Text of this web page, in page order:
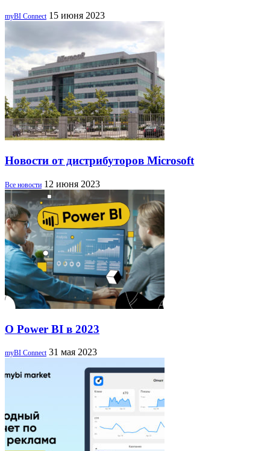
myBI Connect 15 июня 2023
Новости от дистрибуторов Microsoft
Все новости 12 июня 2023
О Power BI в 2023
myBI Connect 31 мая 2023